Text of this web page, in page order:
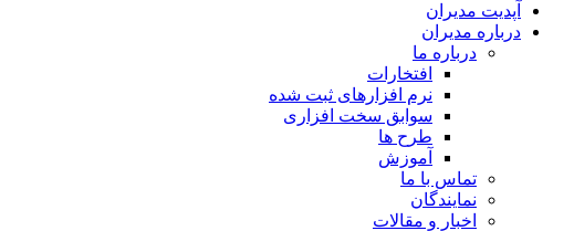
آپدیت مدیران
درباره مدیران
درباره ما
افتخارات
نرم افزارهای ثبت شده
سوابق سخت افزاری
طرح ها
آموزش
تماس با ما
نمایندگان
اخبار و مقالات